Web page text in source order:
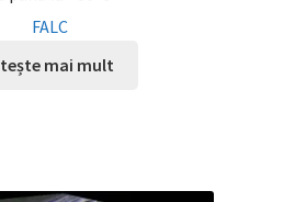
FALC
mai mult